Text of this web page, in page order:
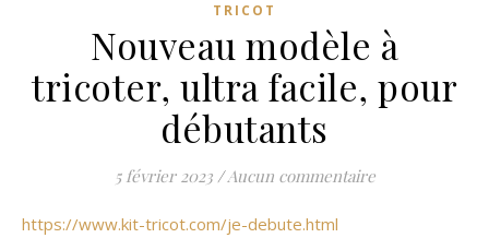
TRICOT
Nouveau modèle à
tricoter, ultra facile, pour
débutants
5 février 2023 /Aucun commentaire
https://www.kit-tricot.com/je-debute.html